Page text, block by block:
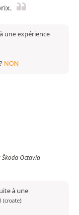
une expérience
NON
Octavia -
à une
(croate)